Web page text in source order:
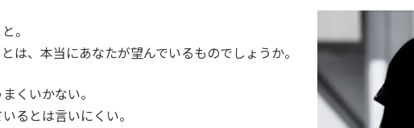
。
は、本当にあなたが望んでいるものでしょうか。
くいかない。
るとは言いにくい。